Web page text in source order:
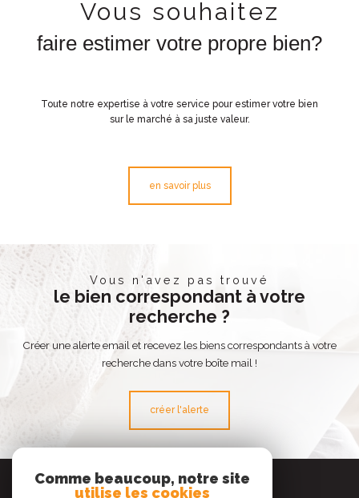
Vous souhaitez
faire estimer votre propre bien?
Toute notre expertise à votre service pour estimer votre bien
sur le marché à sa juste valeur.
en savoir plus
Vous n'avez pas trouvé
le bien correspondant à votre
recherche ?
Créer une alerte email et recevez les biens correspondants à votre
recherche dans votre boîte mail !
créer l'alerte
Se
connecter
Comme beaucoup, notre site
utilise les cookies